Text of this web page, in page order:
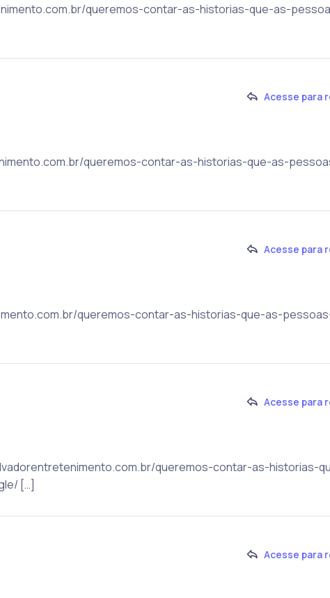
queremos-contar-as-historias-que-as-
Acesse para
queremos-contar-as-historias-que-as-
Acesse para
queremos-contar-as-historias-que-as-
Acesse para
queremos-contar-as-historias-
[…]
Acesse para